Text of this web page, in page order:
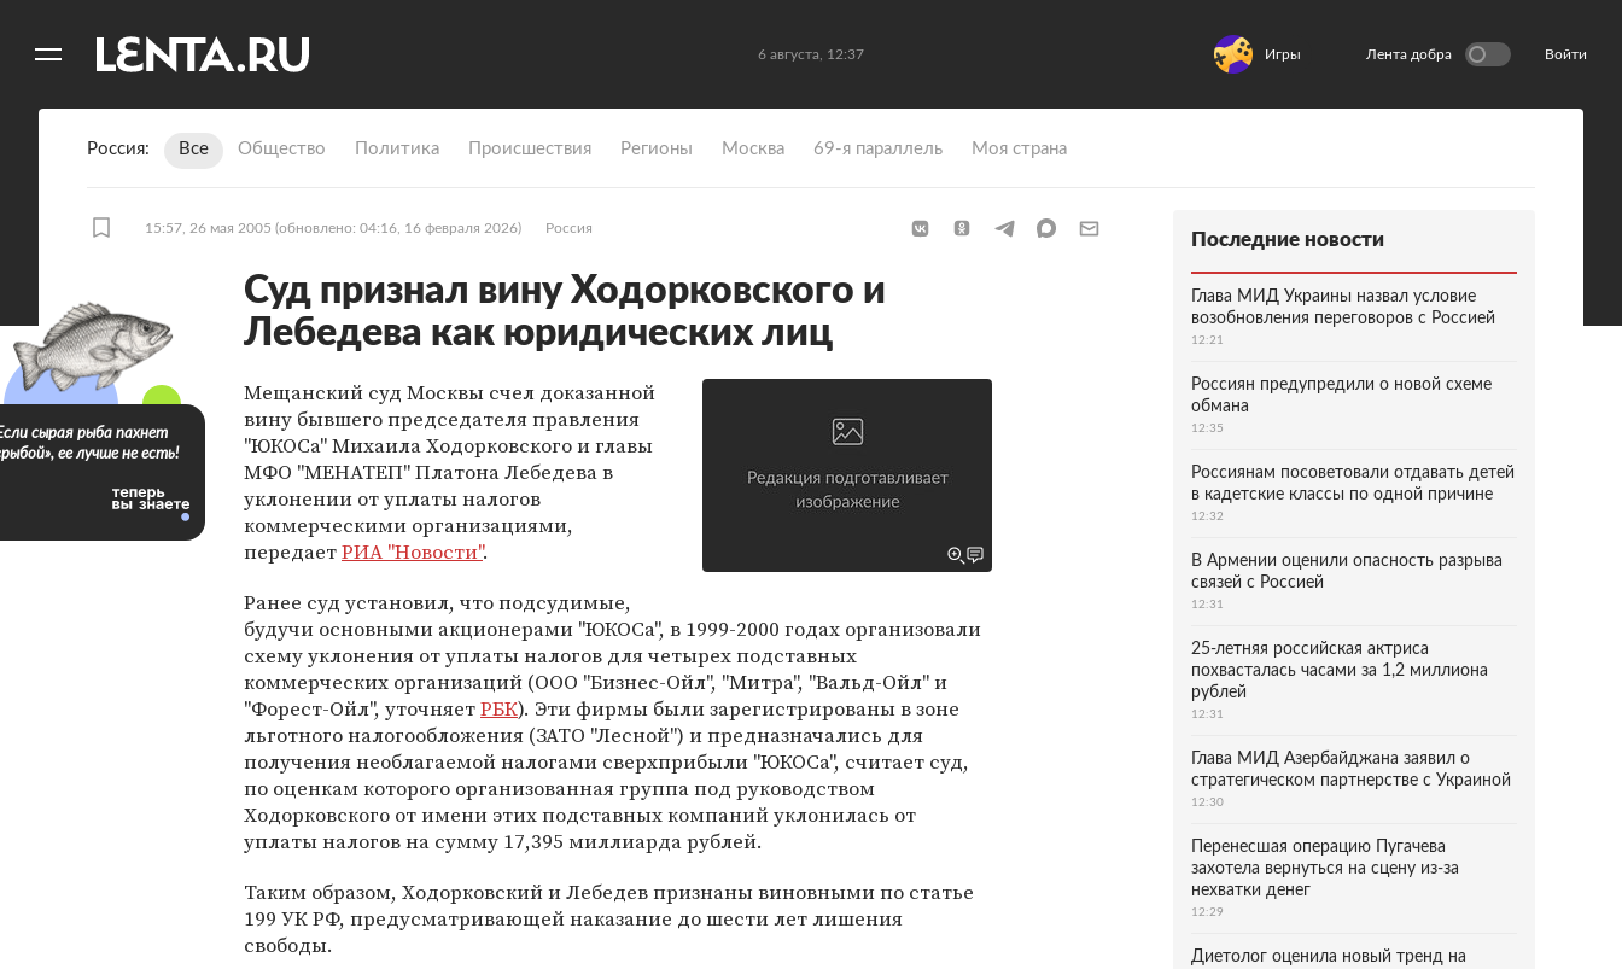
6 августа, 12:37 Игры Лента добра Войти
Россия Все Общество Политика Происшествия Регионы Москва 69-я параллель Моя страна
15:57, 26 мая 2005 (обновлено: 04:16, 16 февраля 2026) Россия
Суд признал вину Ходорковского и
Лебедева как юридических лиц
Мещанский суд Москвы счел доказанной
вину бывшего председателя правления
"ЮКОСа" Михаила Ходорковского и главы
МФО "МЕНАТЕП" Платона Лебедева в
уклонении от уплаты налогов
коммерческими организациями,
передаетРИА "Новости".
Ранее суд установил, что подсудимые,
будучи основными акционерами "ЮКОСа", в 1999-2000 годах организовали
схему уклонения от уплаты налогов для четырех подставных
коммерческих организаций (ООО "Бизнес-Ойл", "Митра", "Вальд-Ойл" и
"Форест-Ойл", уточняетРБК). Эти фирмы были зарегистрированы в зоне
льготного налогообложения (ЗАТО "Лесной") и предназначались для
получения необлагаемой налогами сверхприбыли "ЮКОСа", считает суд,
по оценкам которого организованная группа под руководством
Ходорковского от имени этих подставных компаний уклонилась от
уплаты налогов на сумму 17,395 миллиарда рублей.
Таким образом, Ходорковский и Лебедев признаны виновными по статье
199 УК РФ, предусматривающей наказание до шести лет лишения
свободы.
сырая рыба пахнет
ее лучше не есть!
Последние новости
Глава МИД Украины назвал условие
возобновления переговоров с Россией
12:21
Россиян предупредили о новой схеме
обмана
12:35
Россиянам посоветовали отдавать детей
в кадетские классы по одной причине
12:32
В Армении оценили опасность разрыва
связей с Россией
12:31
25-летняя российская актриса
похвасталась часами за 1,2 миллиона
рублей
12:31
Глава МИД Азербайджана заявил о
стратегическом партнерстве с Украиной
12:30
Перенесшая операцию Пугачева
захотела вернуться на сцену из-за
нехватки денег
12:29
Диетолог оценила новый тренд на